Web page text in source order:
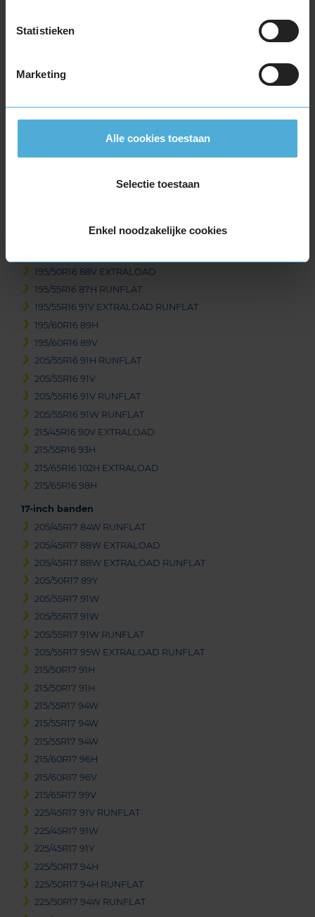
Statistieken
Marketing
Alle cookies toestaan
Selectie toestaan
Enkel noodzakelijke cookies
of
Beschikbare bandenmaten
195/50R16 88V EXTRALOAD
195/55R16 87H RUNFLAT
195/55R16 91V EXTRALOAD RUNFLAT
195/60R16 89H
195/60R16 89V
205/55R16 91H RUNFLAT
205/55R16 91V
205/55R16 91V RUNFLAT
205/55R16 91W RUNFLAT
215/45R16 90V EXTRALOAD
215/55R16 93H
215/65R16 102H EXTRALOAD
215/65R16 98H
17-inch banden
205/45R17 84W RUNFLAT
205/45R17 88W EXTRALOAD
205/45R17 88W EXTRALOAD RUNFLAT
205/50R17 89Y
205/55R17 91W
205/55R17 91W
205/55R17 91W RUNFLAT
205/55R17 95W EXTRALOAD RUNFLAT
215/50R17 91H
215/50R17 91H
215/55R17 94W
215/55R17 94W
215/55R17 94W
215/60R17 96H
215/60R17 96V
215/65R17 99V
225/45R17 91V RUNFLAT
225/45R17 91W
225/45R17 91Y
225/50R17 94H
225/50R17 94H RUNFLAT
225/50R17 94W RUNFLAT